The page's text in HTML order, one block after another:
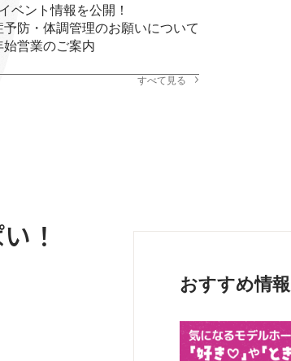
ベント情報を公開！
防・体調管理のお願いについて
営業のご案内
すべて見る
！
おすすめ情報